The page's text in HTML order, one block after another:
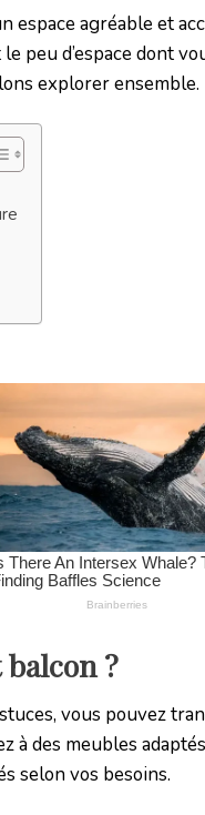
espace agréable et
peu d’espace dont
explorer ensemble.
?
vous pouvez
des meubles
selon vos besoins.